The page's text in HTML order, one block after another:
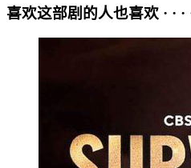
喜欢这部剧的人也喜欢 · · ·